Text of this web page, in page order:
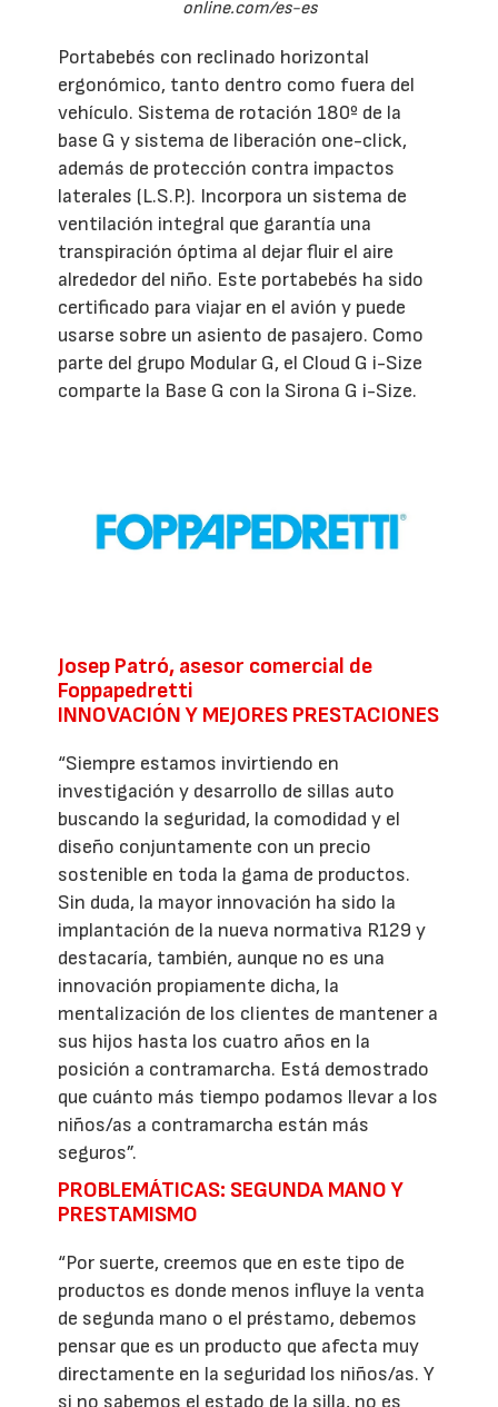
online.com/es-es
Portabebés con reclinado horizontal
ergonómico, tanto dentro como fuera del
vehículo. Sistema de rotación 180º de la
base G y sistema de liberación one-click,
además de protección contra impactos
laterales (L.S.P.). Incorpora un sistema de
ventilación integral que garantía una
transpiración óptima al dejar fluir el aire
alrededor del niño. Este portabebés ha sido
certificado para viajar en el avión y puede
usarse sobre un asiento de pasajero. Como
parte del grupo Modular G, el Cloud G i-Size
comparte la Base G con la Sirona G i-Size.
Josep Patró, asesor comercial de
Foppapedretti
INNOVACIÓN Y MEJORES PRESTACIONES
“Siempre estamos invirtiendo en
investigación y desarrollo de sillas auto
buscando la seguridad, la comodidad y el
diseño conjuntamente con un precio
sostenible en toda la gama de productos.
Sin duda, la mayor innovación ha sido la
implantación de la nueva normativa R129 y
destacaría, también, aunque no es una
innovación propiamente dicha, la
mentalización de los clientes de mantener a
sus hijos hasta los cuatro años en la
posición a contramarcha. Está demostrado
que cuánto más tiempo podamos llevar a los
niños/as a contramarcha están más
seguros”.
PROBLEMÁTICAS: SEGUNDA MANO Y
PRESTAMISMO
“Por suerte, creemos que en este tipo de
productos es donde menos influye la venta
de segunda mano o el préstamo, debemos
pensar que es un producto que afecta muy
directamente en la seguridad los niños/as. Y
si no sabemos el estado de la silla, no es